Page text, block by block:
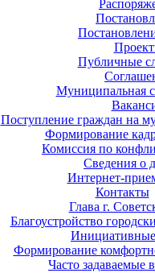
Публичные
Муниципальная
Поступление граждан на
Формирование
Комиссия по
Сведения о
Интернет-
Контакты
Глава г.
Благоустройство
Формирование
Часто задаваемые